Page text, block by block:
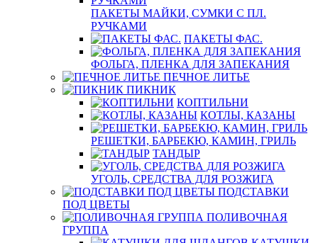
ПАКЕТЫ МАЙКИ, СУМКИ С ПЛ.
РУЧКАМИ
ПАКЕТЫ ФАС.
ФОЛЬГА, ПЛЕНКА ДЛЯ ЗАПЕКАНИЯ
ПЕЧНОЕ ЛИТЬЕ
ПИКНИК
КОПТИЛЬНИ
КОТЛЫ, КАЗАНЫ
РЕШЕТКИ, БАРБЕКЮ, КАМИН, ГРИЛЬ
ТАНДЫР
УГОЛЬ, СРЕДСТВА ДЛЯ РОЗЖИГА
ПОДСТАВКИ
ПОД ЦВЕТЫ
ПОЛИВОЧНАЯ
ГРУППА